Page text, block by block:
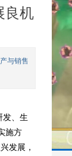
良机
与销售
发、生
施方
发展，